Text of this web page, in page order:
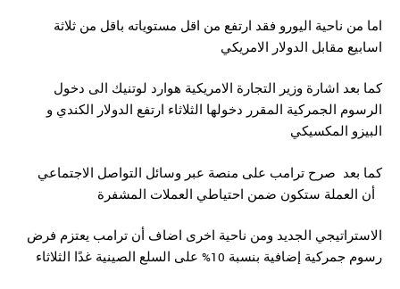
اسابيع مقابل الدولار الامريكي
كما بعد اشارة وزير التجارة الامريكية هوارد لوتنيك الى دخول
الرسوم الجمركية المقرر دخولها الثلاثاء ارتفع الدولار الكندي و
البيزو المكسيكي
كما بعد صرح ترامب على منصة عبر وسائل التواصل الاجتماعي
أن العملة ستكون ضمن احتياطي العملات المشفرة
الاستراتيجي الجديد ومن ناحية اخرى اضاف أن ترامب يعتزم فرض
رسوم جمركية إضافية بنسبة 10% على السلع الصينية غدًا الثلاثاء